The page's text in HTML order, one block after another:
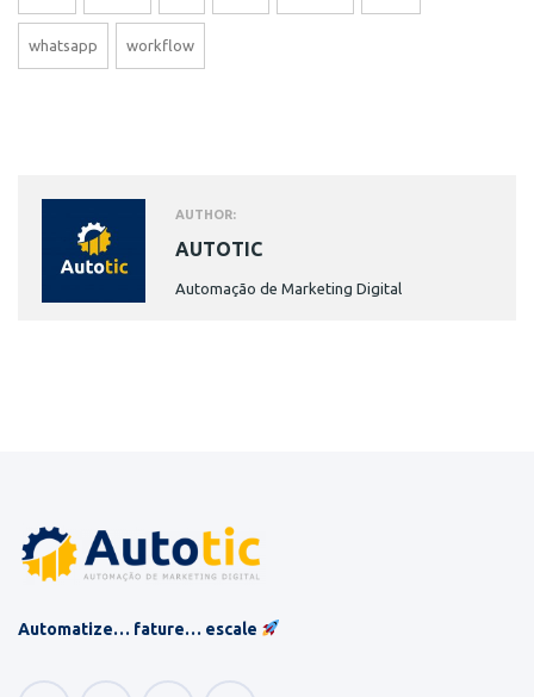
whatsapp workflow
AUTHOR:
AUTOTIC
Automação de Marketing Digital
Automatize… fature… escale